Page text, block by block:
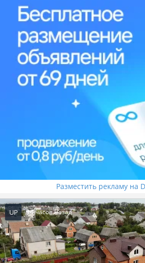
Разместить рекламу на
UP 14 часов назад